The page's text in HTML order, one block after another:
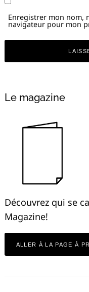
Enregistrer mon nom,
navigateur pour mon
Le magazine
Découvrez qui se
Magazine!
ALLER À LA PAGE À